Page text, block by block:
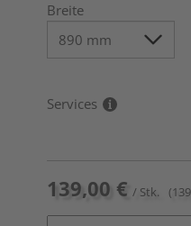
Breite
Services
139,00 € / Stk.